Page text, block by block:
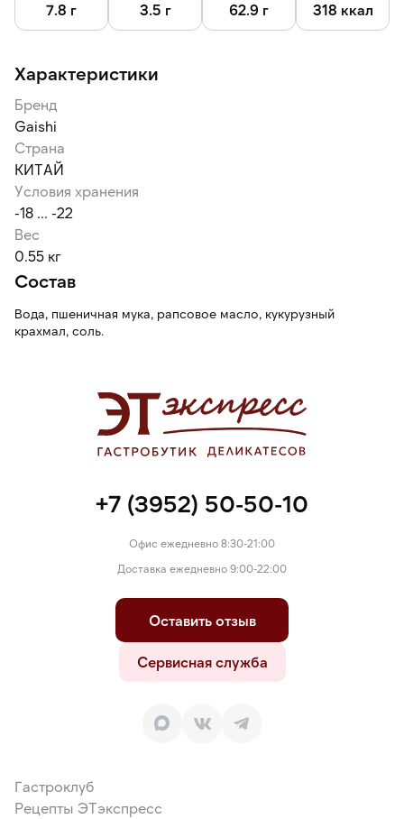
начинки можно использовать жареное мясо, овощи,
рисовую лапшу, соевый сыр, грибы, рыбу и морепродукты.
7.8 г 3.5 г 62.9 г 318 ккал
Характеристики
Бренд
Gaishi
Страна
КИТАЙ
Условия хранения
-18 ... -22
Вес
0.55 кг
Состав
Вода, пшеничная мука, рапсовое масло, кукурузный
крахмал, соль.
+7 (3952) 50-50-10
Офис ежедневно 8:30-21:00
Доставка ежедневно 9:00-22:00
Оставить отзыв
Сервисная служба
Гастроклуб
Рецепты ЭТэкспресс